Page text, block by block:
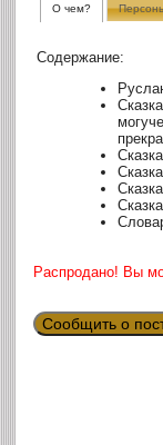
О чем?
Содержание:
Распродано! Вы
Сообщить о